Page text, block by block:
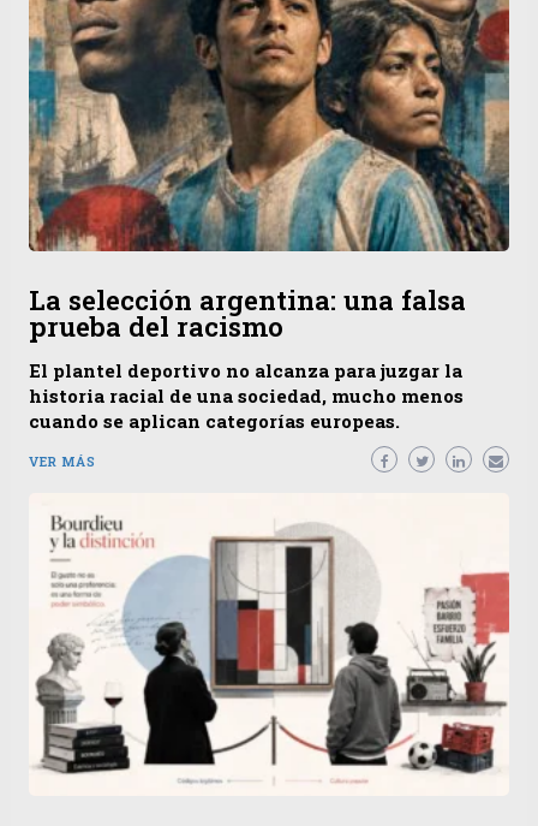
La selección argentina: una falsa
prueba del racismo
El plantel deportivo no alcanza para juzgar la
historia racial de una sociedad, mucho menos
cuando se aplican categorías europeas.
VER MÁS